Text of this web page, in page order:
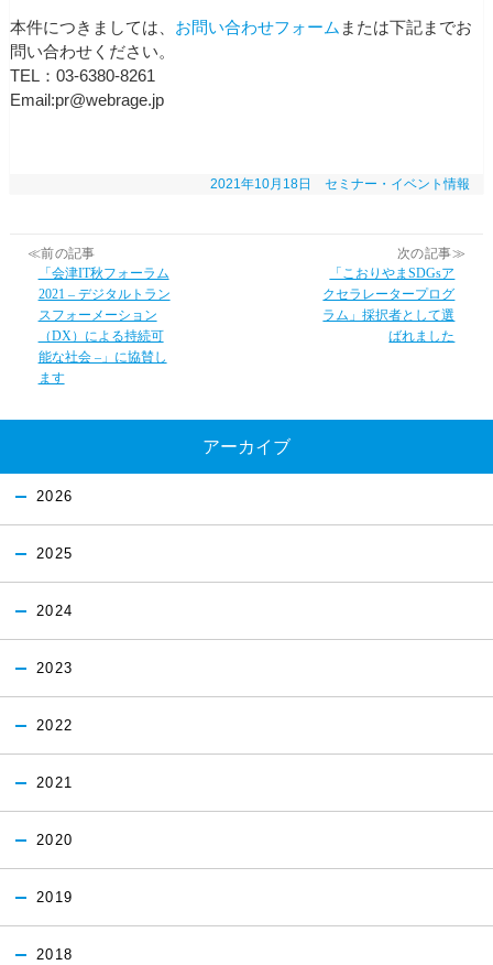
本件につきましては、 お問い合わせフォーム または下記までお
問い合わせください。
TEL：03-6380-8261
Email:pr@webrage.jp
2021年10月18日 セミナー・イベント情報
≪前の記事
「会津IT秋フォーラム
2021 – デジタルトラン
スフォーメーション
（DX）による持続可
能な社会 –」に協賛し
ます
次の記事≫
「こおりやまSDGsア
クセラレータープログ
ラム」採択者として選
ばれました
アーカイブ
2026
2025
2024
2023
2022
2021
2020
2019
2018